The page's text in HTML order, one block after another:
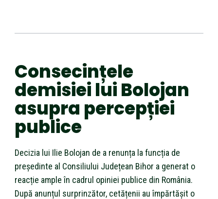
Consecințele
demisiei lui Bolojan
asupra percepției
publice
Decizia lui Ilie Bolojan de a renunța la funcția de
președinte al Consiliului Județean Bihor a generat o
reacție ample în cadrul opiniei publice din România.
După anunțul surprinzător, cetățenii au împărtășit o